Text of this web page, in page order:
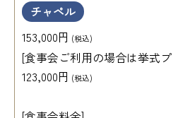
チャペル
153,000円 (税込)
[食事会ご利用の場合は挙式
123,000円 (税込)